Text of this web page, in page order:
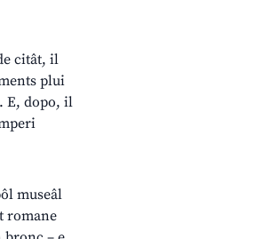
citât, il
plui
E, dopo, il
museâl
romane